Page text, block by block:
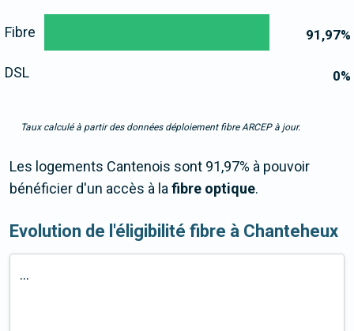
91,97%
0%
Fibre
DSL
Taux calculé à partir des données déploiement fibre ARCEP à jour.
Les logements Cantenois sont 91,97% à pouvoir
bénéficier d'un accès à lafibre optique.
Evolution de l'éligibilité fibre à Chanteheux
...